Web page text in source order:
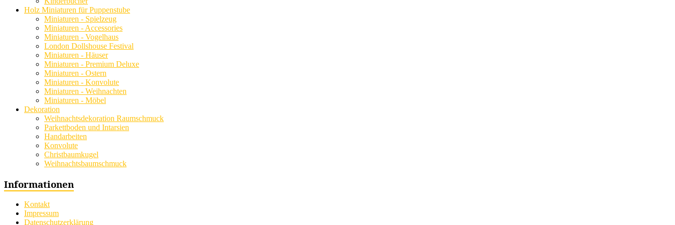
Holz Miniaturen für Puppenstube
Miniaturen - Spielzeug
Miniaturen - Accessories
Miniaturen - Vogelhaus
London Dollshouse Festival
Miniaturen - Häuser
Miniaturen - Premium Deluxe
Miniaturen - Ostern
Miniaturen - Konvolute
Miniaturen - Weihnachten
Miniaturen - Möbel
Dekoration
Weihnachtsdekoration Raumschmuck
Parkettboden und Intarsien
Handarbeiten
Konvolute
Christbaumkugel
Weihnachtsbaumschmuck
Informationen
Kontakt
Impressum
Datenschutzerklärung